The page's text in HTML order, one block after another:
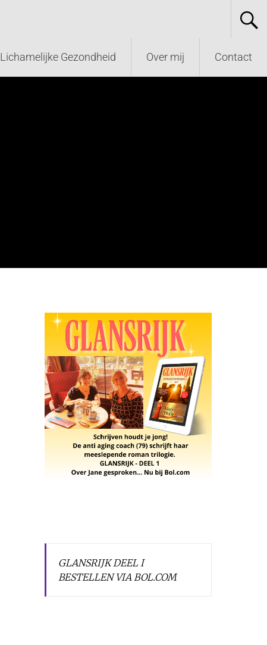
Lichamelijke Gezondheid Over mij Contact
GLANSRIJK DEEL I
BESTELLEN VIA BOL.COM